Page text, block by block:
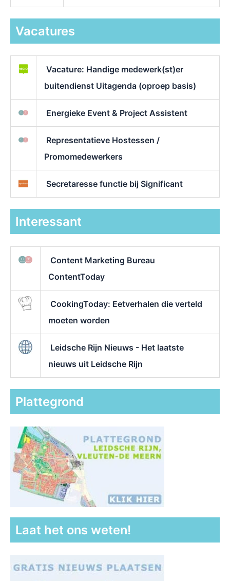
Vacatures
Vacature: Handige medewerk(st)er
buitendienst Uitagenda (oproep basis)
Energieke Event & Project Assistent
Representatieve Hostessen /
Promomedewerkers
Secretaresse functie bij Significant
Interessant
Content Marketing Bureau
ContentToday
CookingToday: Eetverhalen die verteld
moeten worden
Leidsche Rijn Nieuws - Het laatste
nieuws uit Leidsche Rijn
Plattegrond
Laat het ons weten!